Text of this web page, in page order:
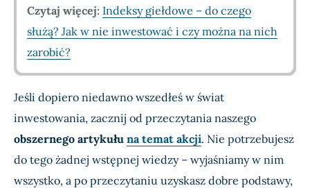
Czytaj więcej: Indeksy giełdowe – do czego
służą? Jak w nie inwestować i czy można na nich
zarobić?
Jeśli dopiero niedawno wszedłeś w świat
inwestowania, zacznij od przeczytania naszego
obszernego artykułu na temat akcji. Nie potrzebujesz
do tego żadnej wstępnej wiedzy – wyjaśniamy w nim
wszystko, a po przeczytaniu uzyskasz dobre podstawy,